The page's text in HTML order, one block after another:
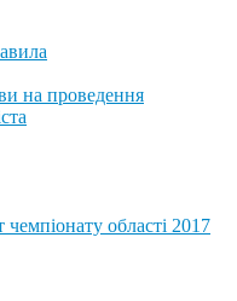
на проведення
області 2017